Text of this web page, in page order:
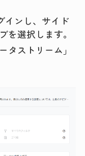
インし、サイド
を選択します。
タストリーム」